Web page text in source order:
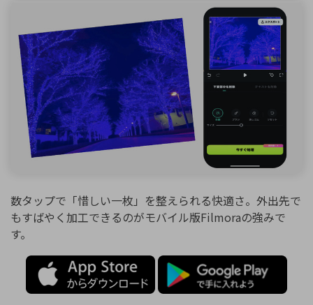
数タップで「惜しい一枚」を整えられる快適さ。外出先で
もすばやく加工できるのがモバイル版Filmoraの強みで
す。